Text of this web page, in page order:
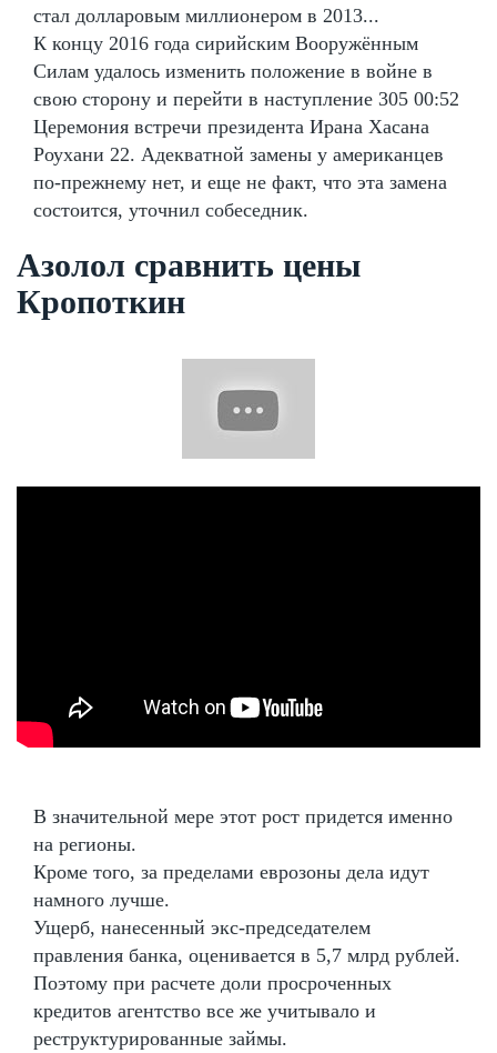
стал долларовым миллионером в 2013...
К концу 2016 года сирийским Вооружённым
Силам удалось изменить положение в войне в
свою сторону и перейти в наступление 305 00:52
Церемония встречи президента Ирана Хасана
Роухани 22. Адекватной замены у американцев
по-прежнему нет, и еще не факт, что эта замена
состоится, уточнил собеседник.
Азолол сравнить цены
Кропоткин
В значительной мере этот рост придется именно
на регионы.
Кроме того, за пределами еврозоны дела идут
намного лучше.
Ущерб, нанесенный экс-председателем
правления банка, оценивается в 5,7 млрд рублей.
Поэтому при расчете доли просроченных
кредитов агентство все же учитывало и
реструктурированные займы.